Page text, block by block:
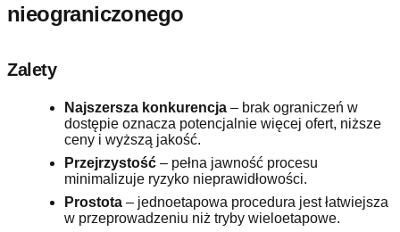
nieograniczonego
Zalety
Najszersza konkurencja – brak ograniczeń w
dostępie oznacza potencjalnie więcej ofert, niższe
ceny i wyższą jakość.
Przejrzystość – pełna jawność procesu
minimalizuje ryzyko nieprawidłowości.
Prostota – jednoetapowa procedura jest łatwiejsza
w przeprowadzeniu niż tryby wieloetapowe.